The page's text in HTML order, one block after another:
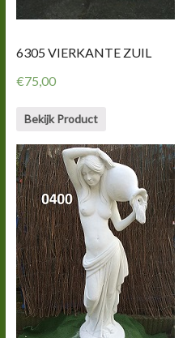
6305 VIERKANTE ZUIL
€75,00
Bekijk Product